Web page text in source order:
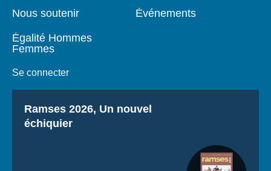
Nous soutenir
Égalité Hommes
Femmes
Se connecter
Événements
Titre
Ramses 2026, Un nouvel
échiquier